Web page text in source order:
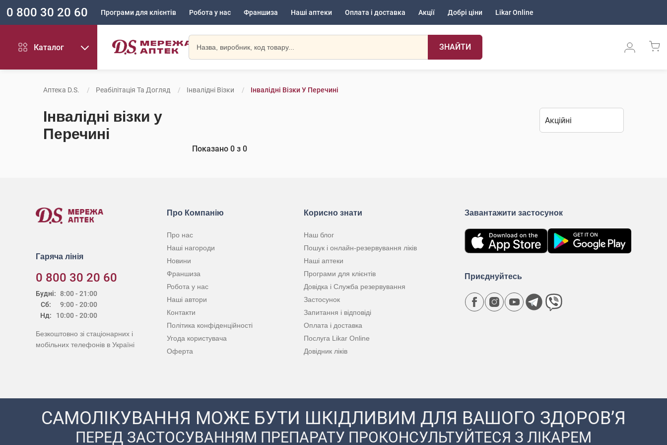
0 800 30 20 60 Програми для клієнтів Робота у нас Франшиза Наші аптеки Оплата і доставка Акції Добрі ціни Likar Online
Каталог ЗНАЙТИ
Аптека D.S. Реабілітація Та Догляд Інвалідні Візки Інвалідні Візки У Перечині
Інвалідні візки у
Перечині
Показано 0 з 0
Гаряча лінія
0 800 30 20 60
Будні:
Сб:
Нд:
8:00 - 21:00
9:00 - 20:00
10:00 - 20:00
Безкоштовно зі стаціонарних і
мобільних телефонів в Україні
Про Компанію
Про нас
Наші нагороди
Новини
Франшиза
Робота у нас
Наші автори
Контакти
Політика конфіденційності
Угода користувача
Оферта
Корисно знати
Наш блог
Пошук і онлайн-резервування ліків
Наші аптеки
Програми для клієнтів
Довідка і Служба резервування
Застосунок
Запитання і відповіді
Оплата і доставка
Послуга Likar Online
Довідник ліків
Завантажити застосунок
Приєднуйтесь
САМОЛІКУВАННЯ МОЖЕ БУТИ ШКІДЛИВИМ ДЛЯ ВАШОГО ЗДОРОВ’Я
ПЕРЕД ЗАСТОСУВАННЯМ ПРЕПАРАТУ ПРОКОНСУЛЬТУЙТЕСЯ З ЛІКАРЕМ